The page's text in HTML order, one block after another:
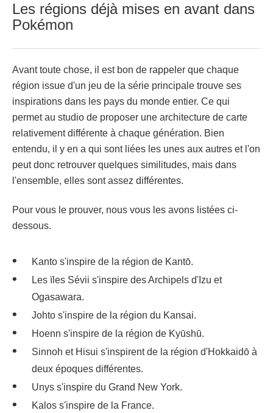
Les régions déjà mises en avant dans
Pokémon
Avant toute chose, il est bon de rappeler que chaque
région issue d'un jeu de la série principale trouve ses
inspirations dans les pays du monde entier. Ce qui
permet au studio de proposer une architecture de carte
relativement différente à chaque génération. Bien
entendu, il y en a qui sont liées les unes aux autres et l'on
peut donc retrouver quelques similitudes, mais dans
l'ensemble, elles sont assez différentes.
Pour vous le prouver, nous vous les avons listées ci-
dessous.
Kanto s'inspire de la région de Kantō.
Les ïles Sévii s'inspire des Archipels d'Izu et
Ogasawara.
Johto s'inspire de la région du Kansai.
Hoenn s'inspire de la région de Kyūshū.
Sinnoh et Hisui s'inspirent de la région d'Hokkaidō à
deux époques différentes.
Unys s'inspire du Grand New York.
Kalos s'inspire de la France.